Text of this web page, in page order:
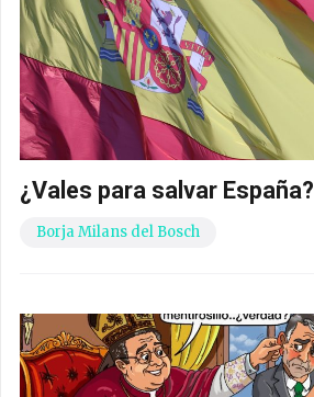
¿Vales para salvar España?
Borja Milans del Bosch